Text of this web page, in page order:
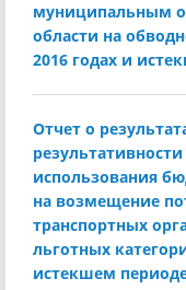
муниципальным
области на
2016 годах и
Отчет о
использования
на возмещение
транспортных
льготных
истекшем